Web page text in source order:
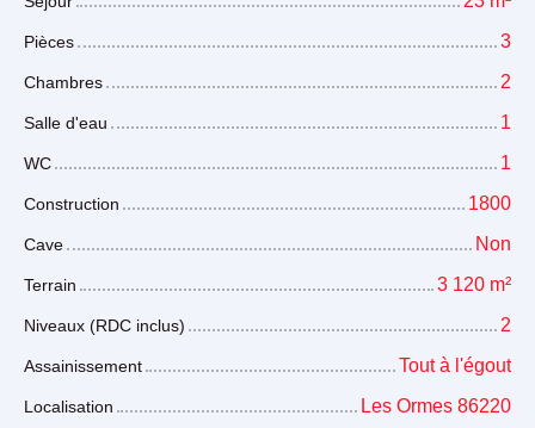
Pièces 3
Chambres 2
Salle d'eau 1
WC 1
Construction 1800
Cave Non
Terrain 3 120 m²
Niveaux (RDC inclus) 2
Assainissement Tout à l'égout
Localisation Les Ormes 86220